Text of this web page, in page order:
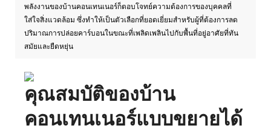
พลังงานของบ้านคอนเทนเนอร์ก็ตอบโจทย์ความต้องการของบุคคลที่
ใส่ใจสิ่งแวดล้อม ซึ่งทำให้เป็นตัวเลือกที่ยอดเยี่ยมสำหรับผู้ที่ต้องการลด
ปริมาณการปล่อยคาร์บอนในขณะที่เพลิดเพลินไปกับพื้นที่อยู่อาศัยที่ทัน
สมัยและยืดหยุ่น
คุณสมบัติของบ้าน
คอนเทนเนอร์แบบขยายได้